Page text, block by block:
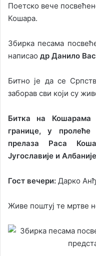
l
w
o
X
n
n
e
a
i
Поетско вече
Кошара.
Збирка песама
написао др Данило
Битно је да се
заборав сви који су
Битка на Кошарама
границе, у пролеће
прелаза Раса
Југославије и
Гост вечери: Дарко
Живе поштуј те мртве